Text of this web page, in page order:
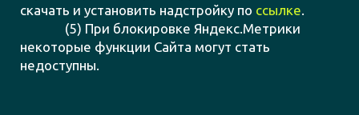
скачать и установить надстройку по ссылке.
(5) При блокировке Яндекс.Метрики
некоторые функции Сайта могут стать
недоступны.